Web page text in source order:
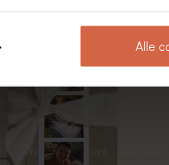
Alle
met initialen en ecolook